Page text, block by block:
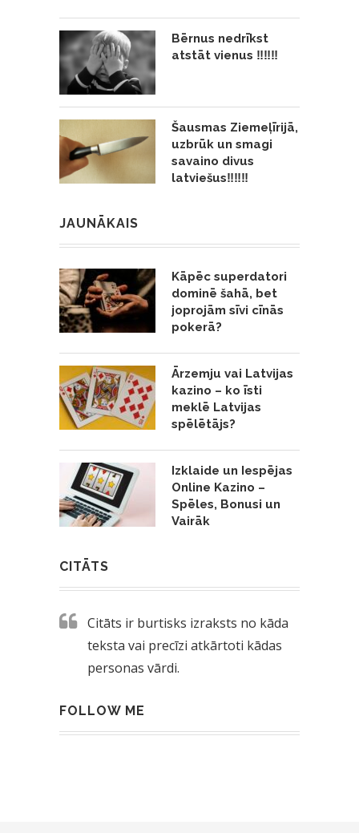
Bērnus nedrīkst
atstāt vienus ‼️‼️‼️
Šausmas Ziemeļīrijā,
uzbrūk un smagi
savaino divus
latviešus‼️‼️‼️
JAUNĀKAIS
Kāpēc superdatori
dominē šahā, bet
joprojām sīvi cīnās
pokerā?
Ārzemju vai Latvijas
kazino – ko īsti
meklē Latvijas
spēlētājs?
Izklaide un Iespējas
Online Kazino –
Spēles, Bonusi un
Vairāk
CITĀTS
Citāts ir burtisks izraksts no kāda
teksta vai precīzi atkārtoti kādas
personas vārdi.
FOLLOW ME